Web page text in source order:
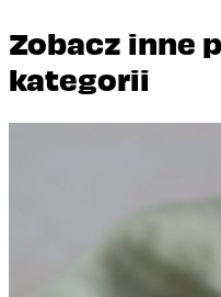
Zobacz inne
kategorii